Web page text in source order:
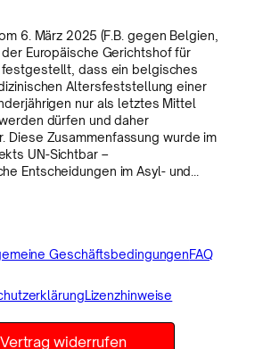
6. März 2025 (F.B. gegen Belgien,
der Europäische Gerichtshof für
dass ein belgisches
Altersfeststellung einer
nur als letztes Mittel
dürfen und daher
Diese Zusammenfassung wurde im
UN-Sichtbar –
Entscheidungen im Asyl- und…
GeschäftsbedingungenFAQ
Lizenzhinweise
Vertrag widerrufen